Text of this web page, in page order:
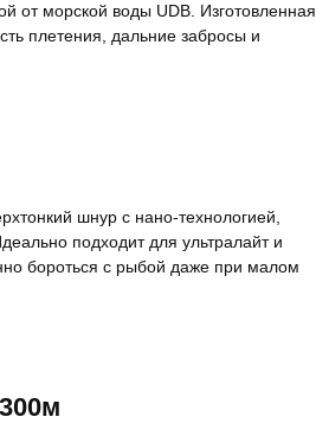
от морской воды UDB. Изготовленная
плетения, дальние забросы и
шнур с нано-технологией,
подходит для ультралайт и
бороться с рыбой даже при малом